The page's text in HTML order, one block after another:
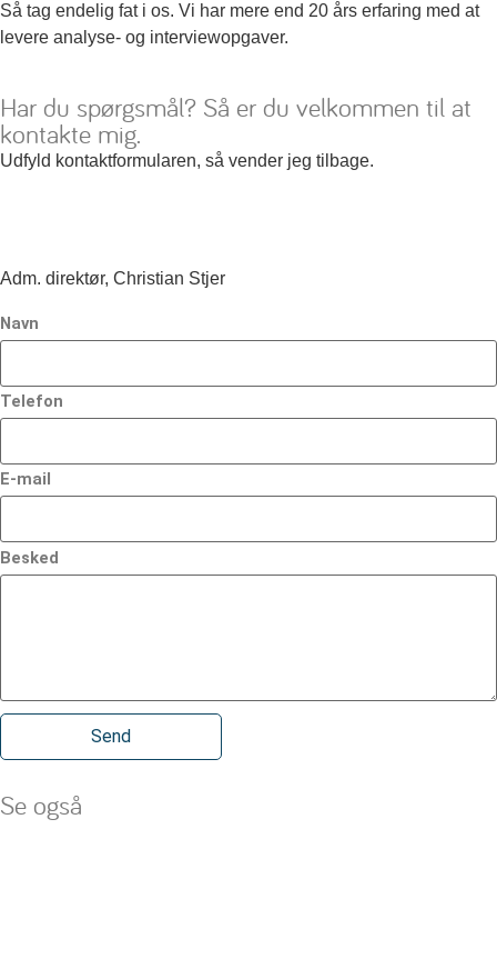
Så tag endelig fat i os. Vi har mere end 20 års erfaring med at
levere analyse- og interviewopgaver.
Har du spørgsmål? Så er du velkommen til at
kontakte mig.
Udfyld kontaktformularen, så vender jeg tilbage.
Adm. direktør, Christian Stjer
Navn
Telefon
E-mail
Besked
Se også